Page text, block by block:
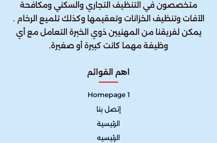
متخصصون في التنظيف التجاري والسكني ومكافحة
الآفات وتنظيف الخزانات وتعقيمها وكذلك تلميع الرخام .
يمكن لفريقنا من المهنيين ذوي الخبرة التعامل مع أي
وظيفة مهما كانت كبيرة أو صغيرة.
اهم القوائم
Homepage 1
إتصل بنا
الرئيسية
الرئيسيه